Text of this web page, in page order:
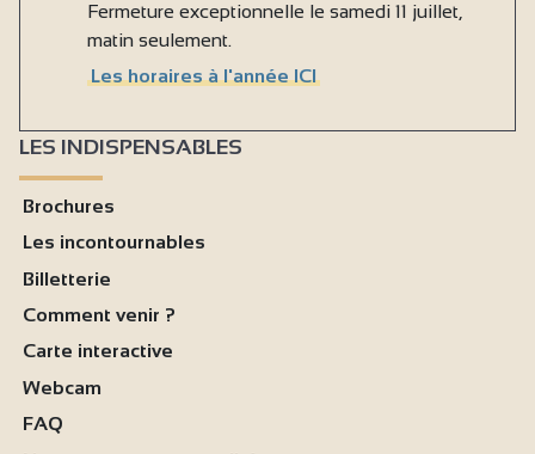
Fermeture exceptionnelle le samedi 11 juillet,
matin seulement.
Les horaires à l'année ICI
LES INDISPENSABLES
Brochures
Les incontournables
Billetterie
Comment venir ?
Carte interactive
Webcam
FAQ